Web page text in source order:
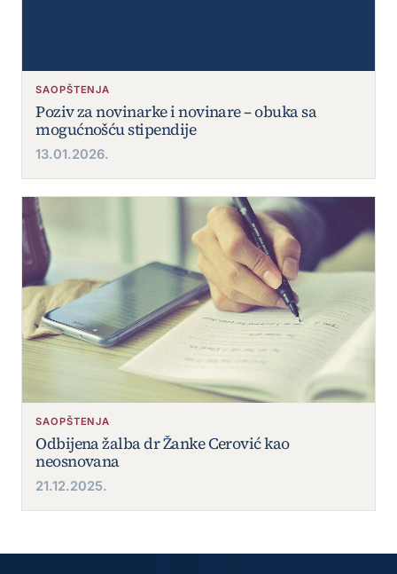
SAOPŠTENJA
Poziv za novinarke i novinare – obuka sa
mogućnošću stipendije
13.01.2026.
SAOPŠTENJA
Odbijena žalba dr Žanke Cerović kao
neosnovana
21.12.2025.